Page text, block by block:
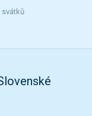
svátků